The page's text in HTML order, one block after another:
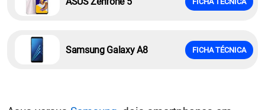
Samsung Galaxy A8 FICHA TÉCNICA